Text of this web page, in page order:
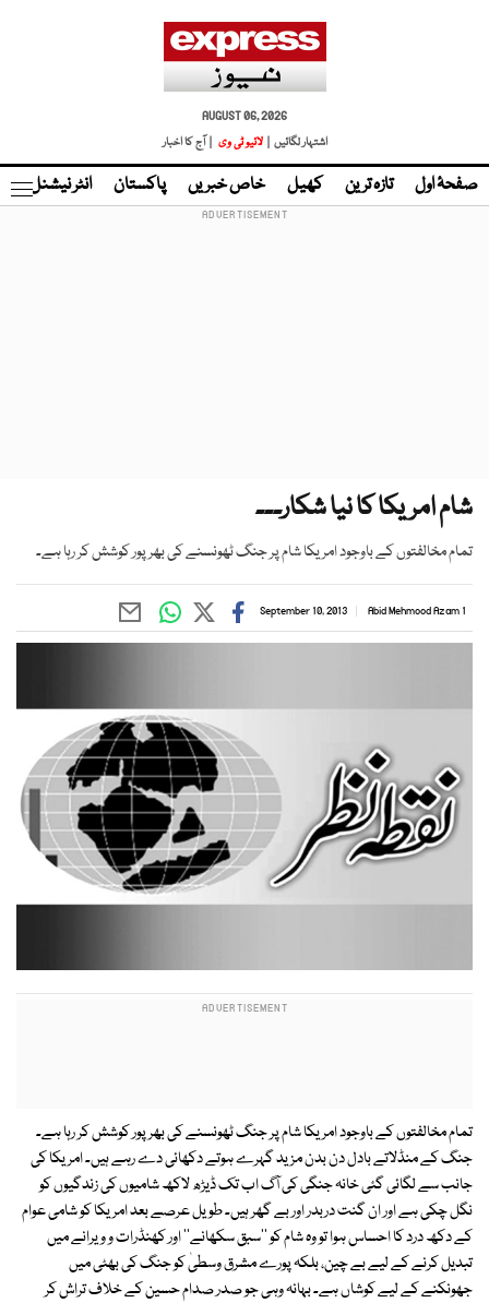
AUGUST 06, 2026
اشتہار لگائیں |
لائیو ٹی وی | آج کا اخبار
صفحۂ اول تازہ ترین کھیل خاص خبریں پاکستان انٹر نیشنل
شام امریکا کا نیا شکار۔۔۔
تمام مخالفتوں کے باوجود امریکا شام پر جنگ ٹھونسنے کی بھرپور کوشش کر رہا ہے۔
Abid Mehmood Azam 1
September 10, 2013
تمام مخالفتوں کے باوجود امریکا شام پر جنگ ٹھونسنے کی بھرپور کوشش کر رہا ہے۔
جنگ کے منڈلاتے بادل دن بدن مزید گہرے ہوتے دکھائی دے رہے ہیں۔ امریکا کی
جانب سے لگائی گئی خانہ جنگی کی آگ اب تک ڈیڑھ لاکھ شامیوں کی زندگیوں کو
نگل چکی ہے اور ان گنت دربدر اور بے گھر ہیں۔ طویل عرصے بعد امریکا کو شامی عوام
کے دکھ درد کا احساس ہوا تو وہ شام کو ''سبق سکھانے'' اور کھنڈرات و ویرانے میں
تبدیل کرنے کے لیے بے چین، بلکہ پورے مشرق وسطیٰ کو جنگ کی بھٹی میں
جھونکنے کے لیے کوشاں ہے۔ بہانہ وہی جو صدر صدام حسین کے خلاف تراش کر